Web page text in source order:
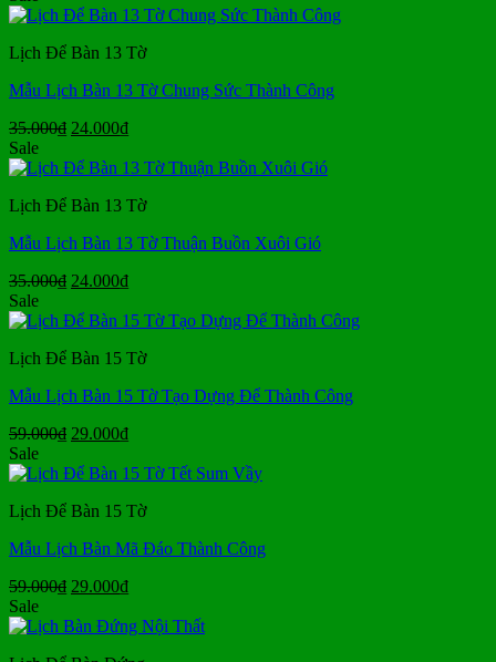
là:
tại
29.000₫.
Lịch Để Bàn 13 Tờ
Mẫu Lịch Bàn 13 Tờ Chung Sức Thành Công
35.000₫ Giá
là:
24.000₫Giá
tại
24.000₫.
Sale
Lịch Để Bàn 13 Tờ
Mẫu Lịch Bàn 13 Tờ Thuận Buồn Xuôi Gió
35.000₫ Giá
là:
24.000₫Giá
tại
24.000₫.
Sale
Lịch Để Bàn 15 Tờ
Mẫu Lịch Bàn 15 Tờ Tạo Dựng Để Thành Công
59.000₫ Giá
là:
29.000₫Giá
tại
29.000₫.
Sale
Lịch Để Bàn 15 Tờ
Mẫu Lịch Bàn Mã Đáo Thành Công
59.000₫ Giá
là:
29.000₫Giá
tại
Sale